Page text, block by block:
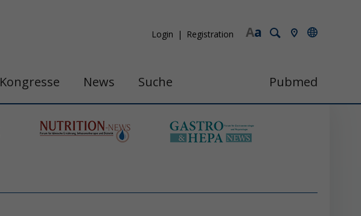
a
A
Login Registration
Kongresse News Suche Pubmed